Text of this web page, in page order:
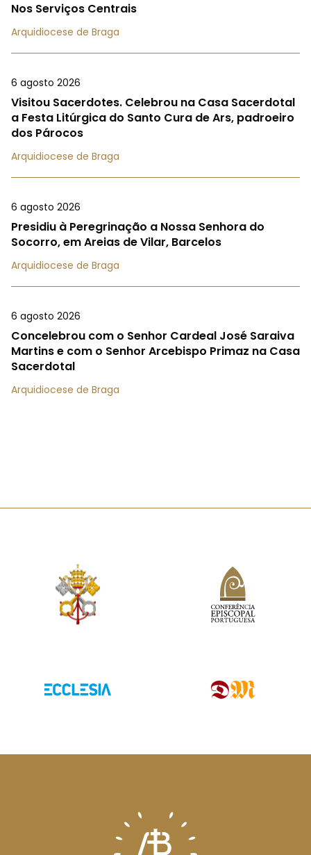
Nos Serviços Centrais
Arquidiocese de Braga
6 agosto 2026
Visitou Sacerdotes. Celebrou na Casa Sacerdotal
a Festa Litúrgica do Santo Cura de Ars, padroeiro
dos Párocos
Arquidiocese de Braga
6 agosto 2026
Presidiu à Peregrinação a Nossa Senhora do
Socorro, em Areias de Vilar, Barcelos
Arquidiocese de Braga
6 agosto 2026
Concelebrou com o Senhor Cardeal José Saraiva
Martins e com o Senhor Arcebispo Primaz na Casa
Sacerdotal
Arquidiocese de Braga